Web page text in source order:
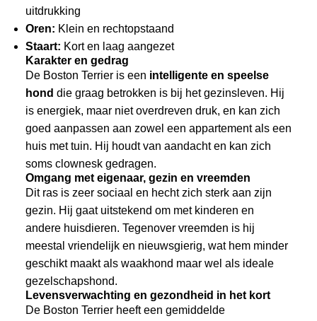
uitdrukking
Oren: Klein en rechtopstaand
Staart: Kort en laag aangezet
Karakter en gedrag
De Boston Terrier is een intelligente en speelse
hond die graag betrokken is bij het gezinsleven. Hij
is energiek, maar niet overdreven druk, en kan zich
goed aanpassen aan zowel een appartement als een
huis met tuin. Hij houdt van aandacht en kan zich
soms clownesk gedragen.
Omgang met eigenaar, gezin en vreemden
Dit ras is zeer sociaal en hecht zich sterk aan zijn
gezin. Hij gaat uitstekend om met kinderen en
andere huisdieren. Tegenover vreemden is hij
meestal vriendelijk en nieuwsgierig, wat hem minder
geschikt maakt als waakhond maar wel als ideale
gezelschapshond.
Levensverwachting en gezondheid in het kort
De Boston Terrier heeft een gemiddelde